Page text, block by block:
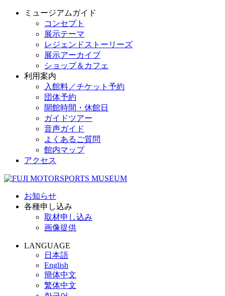
ミュージアムガイド
コンセプト
展示テーマ
レジェンドストーリーズ
展示アーカイブ
ショップ＆カフェ
利用案内
入館料／チケット予約
団体予約
開館時間・休館日
ガイドツアー
音声ガイド
よくあるご質問
館内マップ
アクセス
お知らせ
各種申し込み
取材申し込み
画像提供
LANGUAGE
日本語
English
簡体中文
繁体中文